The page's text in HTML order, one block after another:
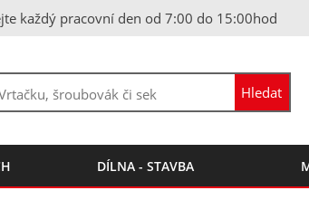
každý pracovní den od 7:00 do 15:00hod
DÍLNA - STAVBA